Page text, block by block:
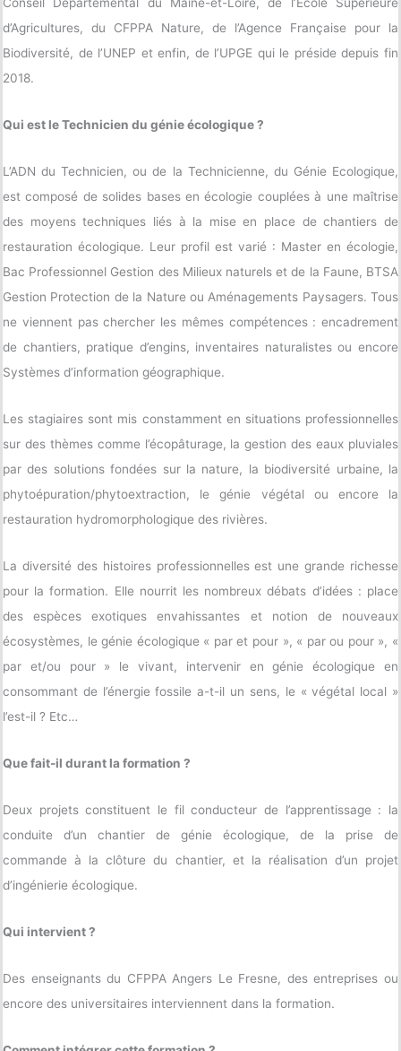
Conseil Départemental du Maine-et-Loire, de l’Ecole Supérieure
d’Agricultures, du CFPPA Nature, de l’Agence Française pour la
Biodiversité, de l’UNEP et enfin, de l’UPGE qui le préside depuis fin
2018.
Qui est le Technicien du génie écologique ?
L’ADN du Technicien, ou de la Technicienne, du Génie Ecologique,
est composé de solides bases en écologie couplées à une maîtrise
des moyens techniques liés à la mise en place de chantiers de
restauration écologique. Leur profil est varié : Master en écologie,
Bac Professionnel Gestion des Milieux naturels et de la Faune, BTSA
Gestion Protection de la Nature ou Aménagements Paysagers. Tous
ne viennent pas chercher les mêmes compétences : encadrement
de chantiers, pratique d’engins, inventaires naturalistes ou encore
Systèmes d’information géographique.
Les stagiaires sont mis constamment en situations professionnelles
sur des thèmes comme l’écopâturage, la gestion des eaux pluviales
par des solutions fondées sur la nature, la biodiversité urbaine, la
phytoépuration/phytoextraction, le génie végétal ou encore la
restauration hydromorphologique des rivières.
La diversité des histoires professionnelles est une grande richesse
pour la formation. Elle nourrit les nombreux débats d’idées : place
des espèces exotiques envahissantes et notion de nouveaux
écosystèmes, le génie écologique « par et pour », « par ou pour », «
par et/ou pour » le vivant, intervenir en génie écologique en
consommant de l’énergie fossile a-t-il un sens, le « végétal local »
l’est-il ? Etc…
Que fait-il durant la formation ?
Deux projets constituent le fil conducteur de l’apprentissage : la
conduite d’un chantier de génie écologique, de la prise de
commande à la clôture du chantier, et la réalisation d’un projet
d’ingénierie écologique.
Qui intervient ?
Des enseignants du CFPPA Angers Le Fresne, des entreprises ou
encore des universitaires interviennent dans la formation.